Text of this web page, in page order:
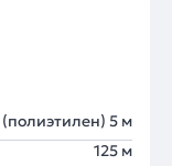
(полиэтилен) 5 м
125 м